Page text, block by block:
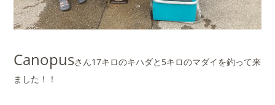
Canopusさん17キロのキハダと5キロのマダイを釣って来
ました！！